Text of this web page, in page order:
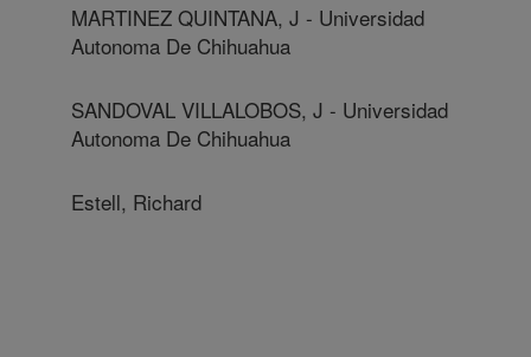
MARTINEZ QUINTANA, J - Universidad
Autonoma De Chihuahua
SANDOVAL VILLALOBOS, J - Universidad
Autonoma De Chihuahua
Estell, Richard